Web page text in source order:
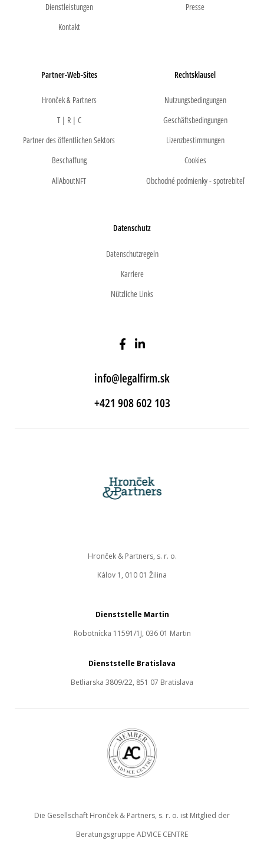
Dienstleistungen
Kontakt
Presse
Partner-Web-Sites
Hronček & Partners
T | R | C
Partner des öffentlichen Sektors
Beschaffung
AllAboutNFT
Rechtsklausel
Nutzungsbedingungen
Geschäftsbedingungen
Lizenzbestimmungen
Cookies
Obchodné podmienky - spotrebiteľ
Datenschutz
Datenschutzregeln
Karriere
Nützliche Links
info@legalfirm.sk
+421 908 602 103
Dienststelle Martin
Robotnícka 11591/1J, 036 01 Martin
Hronček & Partners, s. r. o.
Kálov 1, 010 01 Žilina
Dienststelle Bratislava
Betliarska 3809/22, 851 07 Bratislava
Die Gesellschaft Hronček & Partners, s. r. o. ist Mitglied der
Beratungsgruppe ADVICE CENTRE